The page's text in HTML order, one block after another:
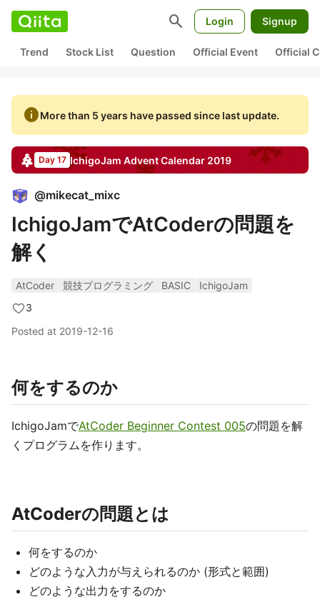
search Login Signup
Trend Stock List Question Official Event Official
infoMore than 5 years have passed since last update.
Day 17 IchigoJam Advent Calendar 2019
@mikecat_mixc
IchigoJamでAtCoderの問題を
解く
AtCoder 競技プログラミング BASIC
IchigoJam
3
Posted at 2019-12-16
何をするのか
IchigoJamでAtCoder Beginner Contest 005の問題を解
くプログラムを作ります。
AtCoderの問題とは
何をするのか
どのような入力が与えられるのか (形式と範囲)
どのような出力をするのか